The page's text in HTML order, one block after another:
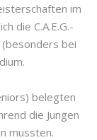
im
die C.A.E.G.-
bei
belegten
die Jungen
mussten.